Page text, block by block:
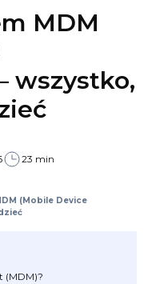
MDM
wszystko,
23 min
(Mobile Device
(MDM)?